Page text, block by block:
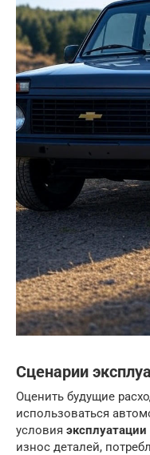
Сценарии
Оценить будущие
использоваться
условия эксплуатации
износ деталей,